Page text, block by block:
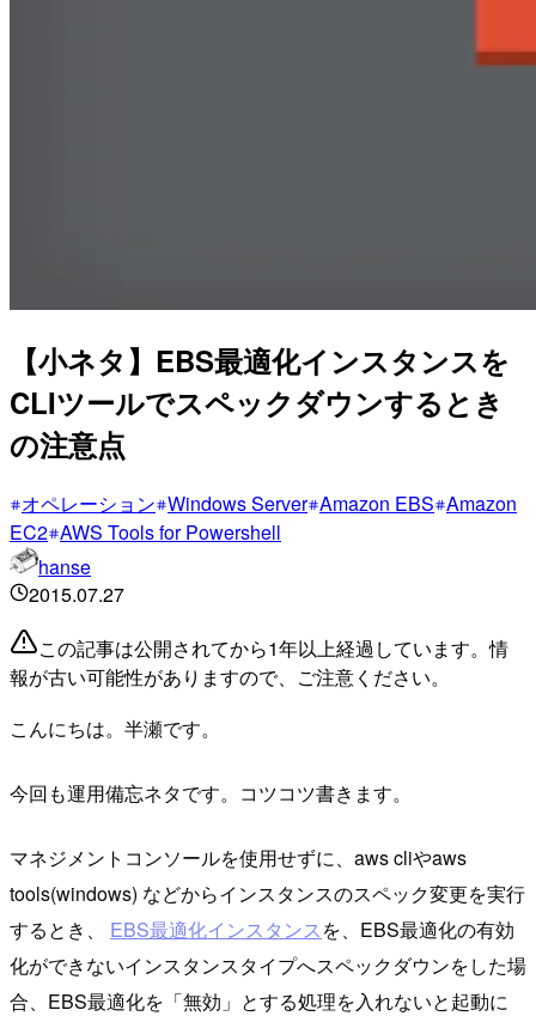
【小ネタ】EBS最適化インスタンスを
CLIツールでスペックダウンするとき
の注意点
オペレーション Windows Server Amazon EBS Amazon
EC2 AWS Tools for Powershell
hanse
2015.07.27
この記事は公開されてから1年以上経過しています。情
報が古い可能性がありますので、ご注意ください。
こんにちは。半瀬です。
今回も運用備忘ネタです。コツコツ書きます。
マネジメントコンソールを使用せずに、aws cliやaws
tools(windows) などからインスタンスのスペック変更を実行
するとき、 EBS最適化インスタンス を、EBS最適化の有効
化ができないインスタンスタイプへスペックダウンをした場
合、EBS最適化を「無効」とする処理を入れないと起動に